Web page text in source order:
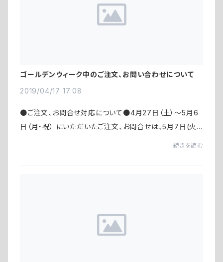
ゴールデンウィーク中のご注文、お問い合わせについて
2019/04/17 17:08
●ご注文、お問合せ対応について●4月27日（土）〜5月6
日（月・祝） にいただいたご注文、お問合せは、5月7日(火)
続きを読む